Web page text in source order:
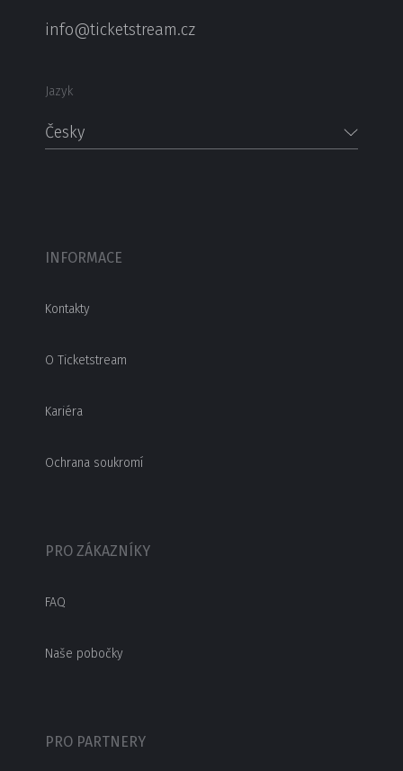
info@ticketstream.cz
Jazyk
Česky
INFORMACE
Kontakty
O Ticketstream
Kariéra
Ochrana soukromí
PRO ZÁKAZNÍKY
FAQ
Naše pobočky
PRO PARTNERY